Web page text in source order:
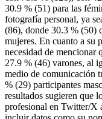
30.9 % (51) para las
fotografía personal, ya
(86), donde 30.3 % (50)
mujeres. En cuanto a su
necesidad de mencionar
27.9 % (46) varones, al
medio de comunicación
% (29) participantes
resultados sugieren que
profesional en Twitter/X